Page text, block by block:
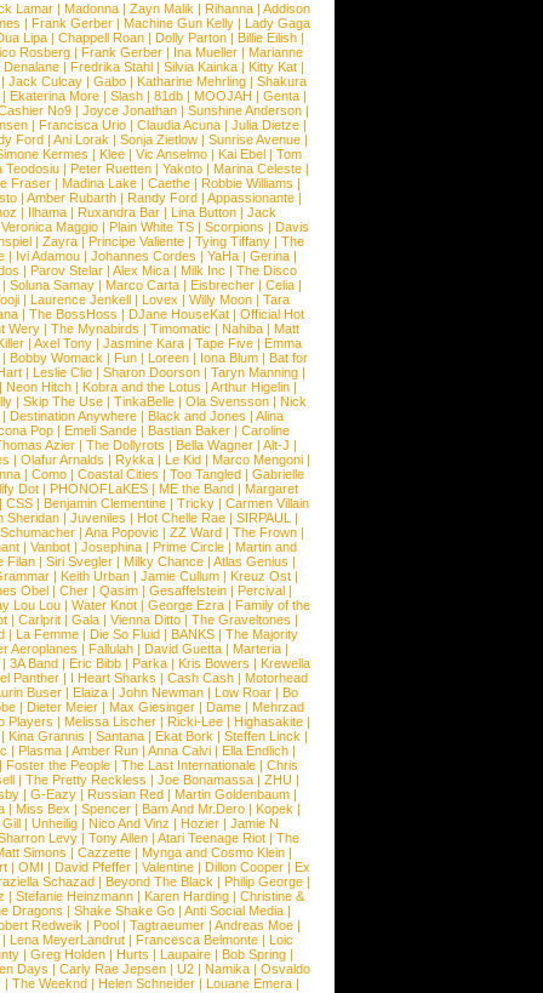
Lamar | Madonna | Zayn Malik | Rihanna | Addison
| Frank Gerber| Machine Gun Kelly| Lady Gaga
Lipa | Chappell Roan | Dolly Parton | Billie Eilish |
Rosberg| Frank Gerber| Ina Mueller| Marianne
Denalane | Fredrika Stahl | Silvia Kainka | Kitty Kat |
Jack Culcay | Gabo | Katharine Mehrling | Shakura
Ekaterina More| Slash| 81db| MOOJAH | Genta|
No9 | Joyce Jonathan | Sunshine Anderson |
| Francisca Urio | Claudia Acuna | Julia Dietze |
Ford | Ani Lorak | Sonja Zietlow | Sunrise Avenue |
Kermes | Klee| Vic Anselmo| Kai Ebel| Tom
Teodosiu| Peter Ruetten| Yakoto| Marina Celeste|
Fraser| Madina Lake| Caethe| Robbie Williams |
| Amber Rubarth| Randy Ford| Appassionante|
| Ilhama| Ruxandra Bar| Lina Button| Jack
Veronica Maggio| Plain White TS| Scorpions | Davis
| Zayra | Principe Valiente | Tying Tiffany | The
| Ivi Adamou | Johannes Cordes | YaHa | Gerina |
| Parov Stelar | Alex Mica | Milk Inc | The Disco
| Soluna Samay | Marco Carta | Eisbrecher | Celia |
| Laurence Jenkell| Lovex | Willy Moon| Tara
| The BossHoss | DJane HouseKat| Official Hot
Wery | The Mynabirds | Timomatic | Nahiba | Matt
| Axel Tony | Jasmine Kara | Tape Five | Emma
Bobby Womack | Fun| Loreen| Iona Blum| Bat for
| Leslie Clio| Sharon Doorson| Taryn Manning|
Neon Hitch | Kobra and the Lotus | Arthur Higelin |
| Skip The Use | TinkaBelle | Ola Svensson | Nick
Destination Anywhere| Black and Jones | Alina
Pop| Emeli Sande| Bastian Baker| Caroline
Azier| The Dollyrots | Bella Wagner| Alt-J |
| Olafur Arnalds | Rykka | Le Kid | Marco Mengoni |
| Como| Coastal Cities | Too Tangled| Gabrielle
Dot | PHONOFLaKES | ME the Band | Margaret
CSS| Benjamin Clementine| Tricky| Carmen Villain
Sheridan| Juveniles | Hot Chelle Rae| SIRPAUL
|
| Ana Popovic | ZZ Ward | The Frown |
| Vanbot | Josephina | Prime Circle | Martin and
Filan | Siri Svegler | Milky Chance | Atlas Genius |
| Keith Urban | Jamie Cullum | Kreuz Ost |
Obel | Cher | Qasim | Gesaffelstein | Percival |
Lou Lou | Water Knot | George Ezra | Family of the
| Carlprit| Gala| Vienna Ditto| The Graveltones |
| La Femme | Die So Fluid | BANKS | The Majority
Aeroplanes | Fallulah | David Guetta | Marteria |
3A Band| Eric Bibb| Parka| Kris Bowers | Krewella
Panther| I Heart Sharks | Cash Cash| Motorhead
Buser | Elaiza | John Newman | Low Roar | Bo
| Dieter Meier | Max Giesinger | Dame | Mehrzad
Players | Melissa Lischer | Ricki-Lee | Highasakite |
Kina Grannis | Santana | Ekat Bork | Steffen Linck |
| Plasma | Amber Run | Anna Calvi | Ella Endlich |
Foster the People| The Last Internationale| Chris
| The Pretty Reckless | Joe Bonamassa| ZHU|
| G-Eazy| Russian Red| Martin Goldenbaum|
| Miss Bex | Spencer | Bam And Mr.Dero | Kopek |
| Unheilig | Nico And Vinz | Hozier | Jamie N
Levy| Tony Allen| Atari Teenage Riot| The
Simons | Cazzette | Mynga and Cosmo Klein |
| OMI | David Pfeffer | Valentine | Dillon Cooper | Ex
Schazad | Beyond The Black | Philip George |
| Stefanie Heinzmann| Karen Harding| Christine &
Dragons | Shake Shake Go | Anti Social Media |
Redweik | Pool| Tagtraeumer| Andreas Moe|
| Lena MeyerLandrut | Francesca Belmonte | Loic
| Greg Holden| Hurts | Laupaire| Bob Spring|
Days | Carly Rae Jepsen| U2| Namika| Osvaldo
| The Weeknd| Helen Schneider| Louane Emera|